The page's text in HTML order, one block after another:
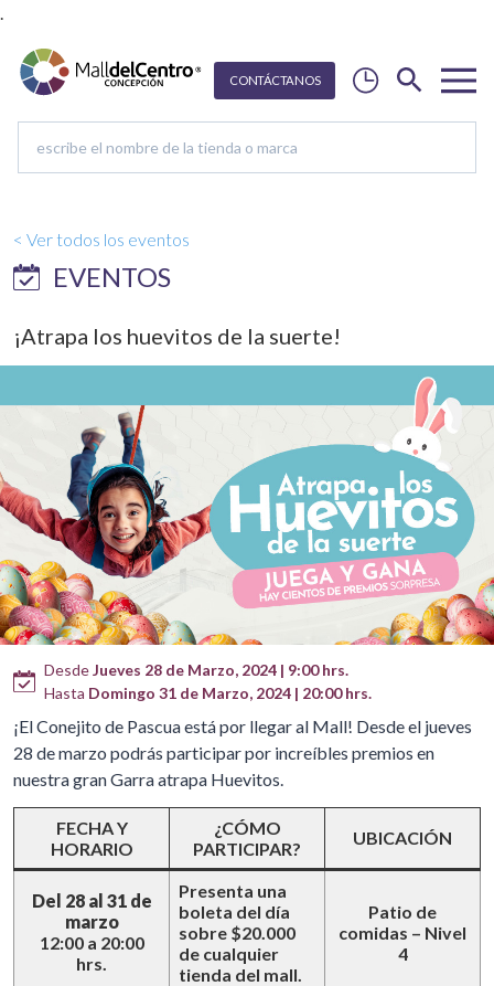
.
CONTÁCTANOS
< Ver todos los eventos
EVENTOS
¡Atrapa los huevitos de la suerte!
DesdeJueves 28 de Marzo, 2024 | 9:00 hrs.
Hasta Domingo 31 de Marzo, 2024 | 20:00 hrs.
¡El Conejito de Pascua está por llegar al Mall! Desde el jueves
28 de marzo podrás participar por increíbles premios en
nuestra gran Garra atrapa Huevitos.
FECHA Y
HORARIO
¿CÓMO
PARTICIPAR?
UBICACIÓN
Del 28 al 31 de
marzo
12:00 a 20:00
hrs.
Presenta una
boleta del día
sobre $20.000
de cualquier
tienda del mall.
Patio de
comidas – Nivel
4